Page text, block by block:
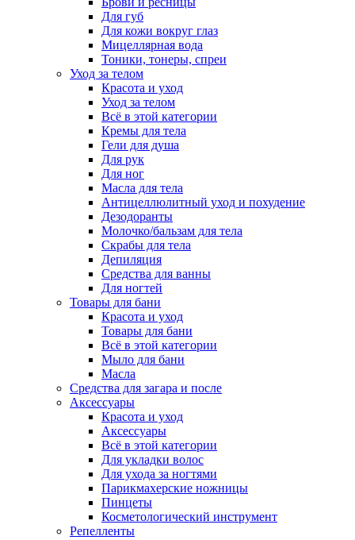
Для губ
Для кожи вокруг глаз
Мицеллярная вода
Тоники, тонеры, спреи
Уход за телом
Красота и уход
Уход за телом
Всё в этой категории
Кремы для тела
Гели для душа
Для рук
Для ног
Масла для тела
Антицеллюлитный уход и похудение
Дезодоранты
Молочко/бальзам для тела
Скрабы для тела
Депиляция
Средства для ванны
Для ногтей
Товары для бани
Красота и уход
Товары для бани
Всё в этой категории
Мыло для бани
Масла
Средства для загара и после
Аксессуары
Красота и уход
Аксессуары
Всё в этой категории
Для укладки волос
Для ухода за ногтями
Парикмахерские ножницы
Пинцеты
Косметологический инструмент
Репелленты